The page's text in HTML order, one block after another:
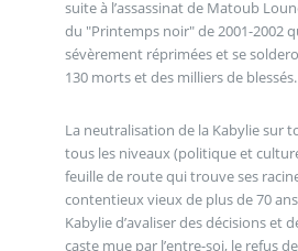
suite à l’assassinat de Matoub
du "Printemps noir" de 2001-2002
sévèrement réprimées et se
130 morts et des milliers de blessés.
La neutralisation de la Kabylie sur
tous les niveaux (politique et
feuille de route qui trouve ses
contentieux vieux de plus de 70
Kabylie d’avaliser des décisions et
caste mue par l’entre-soi, le refus